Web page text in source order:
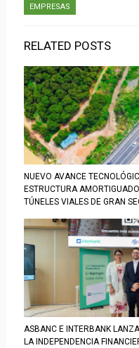
EMPRESAS
RELATED POSTS
NUEVO AVANCE
ESTRUCTURA
TÚNELES VIALES DE GRAN
ASBANC E INTERBANK
LA INDEPENDENCIA